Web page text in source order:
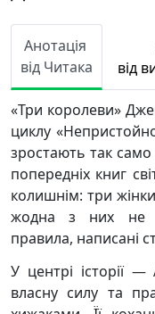
Анотація
від Читака
від
«Три королеви»
циклу
зростають так само
попередніх книг
колишнім: три
жодна з них не
правила, написані
У центрі історії
власну силу та